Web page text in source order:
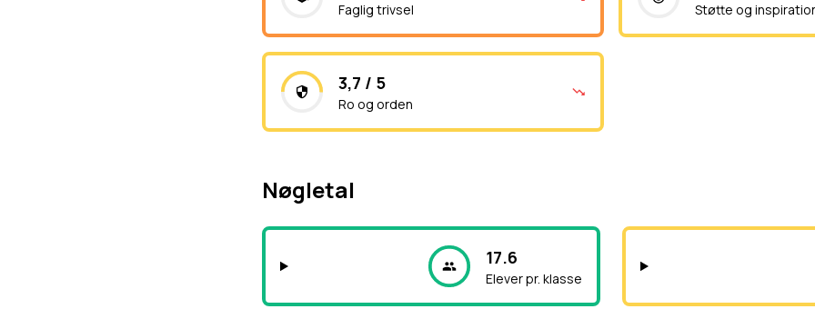
Faglig trivsel Støtte og
3,7 / 5
Ro og orden
Nøgletal
17.6
Elever pr. klasse